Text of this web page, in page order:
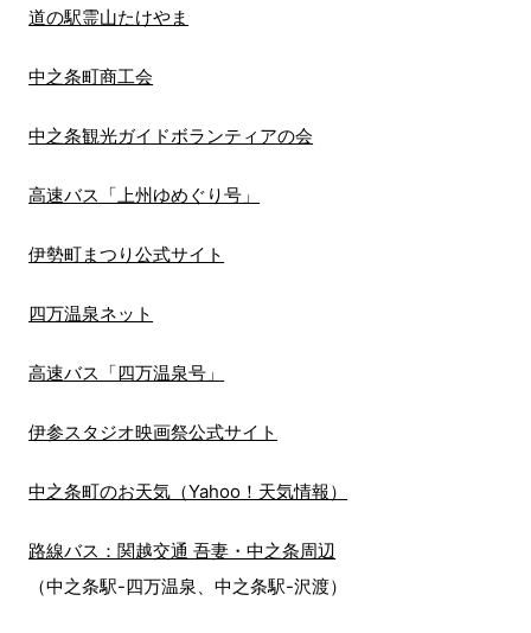
道の駅霊山たけやま
中之条町商工会
中之条観光ガイドボランティアの会
高速バス「上州ゆめぐり号」
伊勢町まつり公式サイト
四万温泉ネット
高速バス「四万温泉号」
伊参スタジオ映画祭公式サイト
中之条町のお天気（Yahoo！天気情報）
路線バス：関越交通 吾妻・中之条周辺
（中之条駅-四万温泉、中之条駅-沢渡）